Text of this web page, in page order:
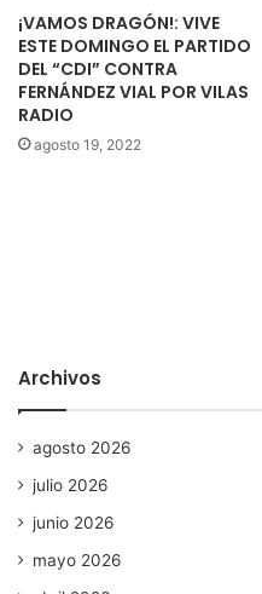
¡VAMOS DRAGÓN!: VIVE
ESTE DOMINGO EL PARTIDO
DEL “CDI” CONTRA
FERNÁNDEZ VIAL POR VILAS
RADIO
agosto 19, 2022
Archivos
agosto 2026
julio 2026
junio 2026
mayo 2026